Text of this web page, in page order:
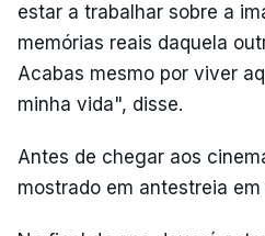
estar a trabalhar sobre a
memórias reais daquela
Acabas mesmo por viver
minha vida", disse.
Antes de chegar aos
mostrado em antestreia em